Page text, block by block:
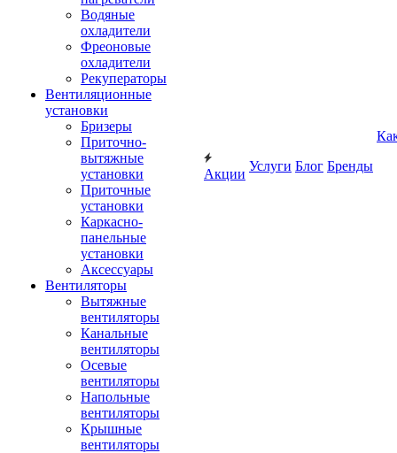
Водяные
охладители
Фреоновые
охладители
Рекуператоры
Вентиляционные
установки
Бризеры
Приточно-
вытяжные
установки
Приточные
установки
Каркасно-
панельные
установки
Аксессуары
Вентиляторы
Вытяжные
вентиляторы
Канальные
вентиляторы
Осевые
вентиляторы
Напольные
вентиляторы
Крышные
вентиляторы
Акции
Услуги Блог Бренды